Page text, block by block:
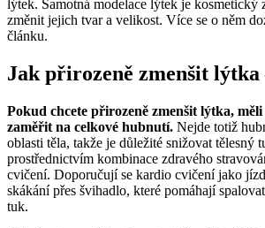
lýtek. Samotná modelace lýtek je kosmetický
změnit jejich tvar a velikost. Více se o něm
článku.
Jak přirozeně zmenšit
Pokud chcete přirozeně zmenšit lýtka, měli
zaměřit na celkové hubnutí. Nejde totiž
oblasti těla, takže je důležité snižovat tělesný
prostřednictvím kombinace zdravého
cvičení. Doporučují se kardio cvičení jako
skákání přes švihadlo, které pomáhají
tuk.